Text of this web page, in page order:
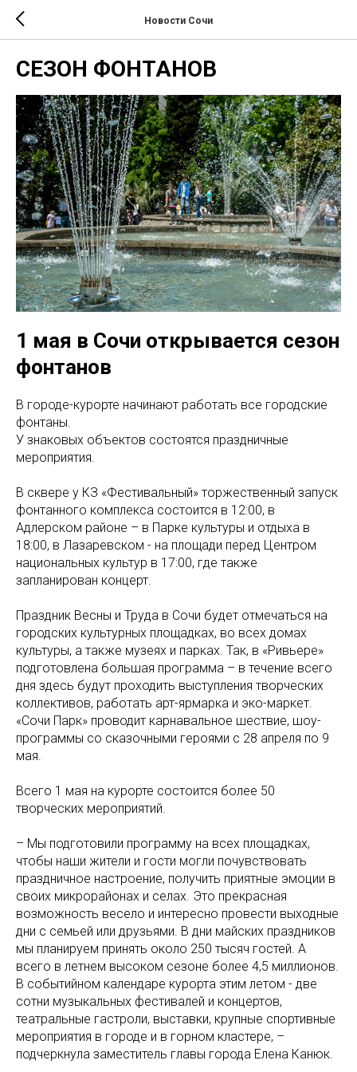
Новости Сочи
СЕЗОН ФОНТАНОВ
1 мая в Сочи открывается сезон
фонтанов
В городе-курорте начинают работать все городские
фонтаны.
У знаковых объектов состоятся праздничные
мероприятия.
В сквере у КЗ «Фестивальный» торжественный запуск
фонтанного комплекса состоится в 12:00, в
Адлерском районе – в Парке культуры и отдыха в
18:00, в Лазаревском - на площади перед Центром
национальных культур в 17:00, где также
запланирован концерт.
Праздник Весны и Труда в Сочи будет отмечаться на
городских культурных площадках, во всех домах
культуры, а также музеях и парках. Так, в «Ривьере»
подготовлена большая программа – в течение всего
дня здесь будут проходить выступления творческих
коллективов, работать арт-ярмарка и эко-маркет.
«Сочи Парк» проводит карнавальное шествие, шоу-
программы со сказочными героями с 28 апреля по 9
мая.
Всего 1 мая на курорте состоится более 50
творческих мероприятий.
– Мы подготовили программу на всех площадках,
чтобы наши жители и гости могли почувствовать
праздничное настроение, получить приятные эмоции в
своих микрорайонах и селах. Это прекрасная
возможность весело и интересно провести выходные
дни с семьей или друзьями. В дни майских праздников
мы планируем принять около 250 тысяч гостей. А
всего в летнем высоком сезоне более 4,5 миллионов.
В событийном календаре курорта этим летом - две
сотни музыкальных фестивалей и концертов,
театральные гастроли, выставки, крупные спортивные
мероприятия в городе и в горном кластере, –
подчеркнула заместитель главы города Елена Канюк.